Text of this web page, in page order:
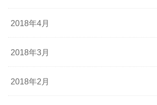
2018年4月
2018年3月
2018年2月